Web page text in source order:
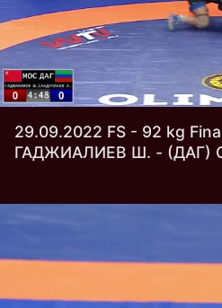
29.09.2022 FS - 92 kg
ГАДЖИАЛИЕВ Ш. - (ДАГ)